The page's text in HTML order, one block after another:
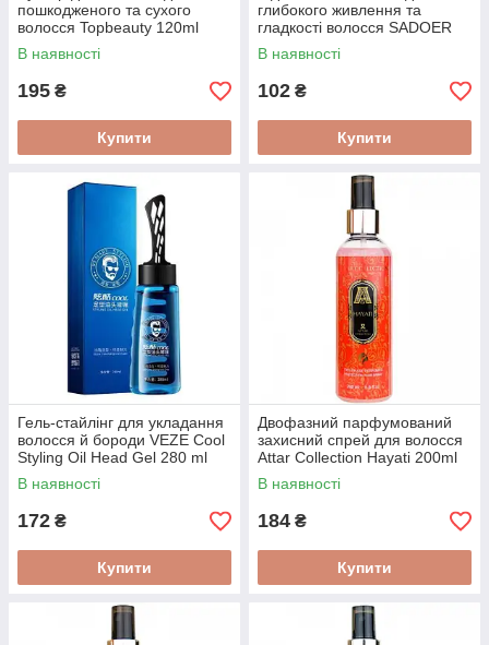
пошкодженого та сухого
волосся Topbeauty 120ml
В наявності
195 ₴
Купити
глибокого живлення та
гладкості волосся SADOER
Smoothing Hair Mask 100 г
В наявності
102 ₴
Купити
Гель-стайлінг для укладання
волосся й бороди VEZE Cool
Styling Oil Head Gel 280 ml
В наявності
172 ₴
Купити
Двофазний парфумований
захисний спрей для волосся
Attar Collection Hayati 200ml
В наявності
184 ₴
Купити